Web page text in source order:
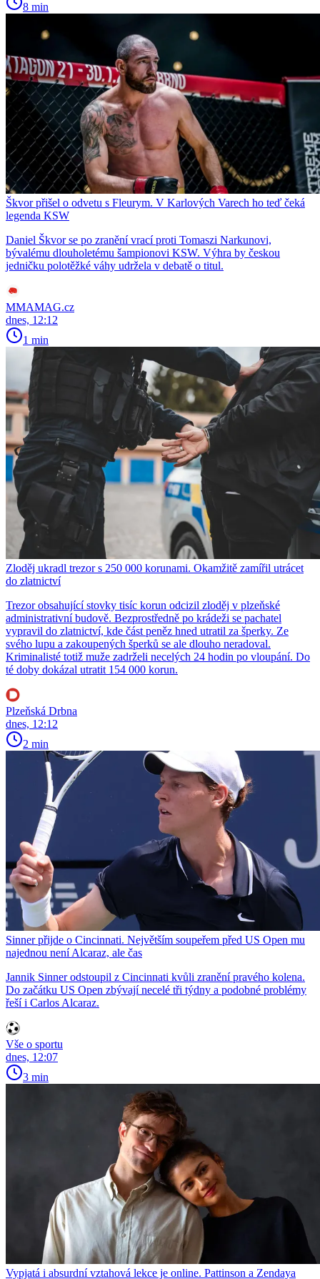
8 min
Škvor přišel o odvetu s Fleurym. V Karlových Varech ho teď čeká
legenda KSW
Daniel Škvor se po zranění vrací proti Tomaszi Narkunovi,
bývalému dlouholetému šampionovi KSW. Výhra by českou
jedničku polotěžké váhy udržela v debatě o titul.
MMAMAG.cz
dnes, 12:12
1 min
Zloděj ukradl trezor s 250 000 korunami. Okamžitě zamířil utrácet
do zlatnictví
Trezor obsahující stovky tisíc korun odcizil zloděj v plzeňské
administrativní budově. Bezprostředně po krádeži se pachatel
vypravil do zlatnictví, kde část peněz hned utratil za šperky. Ze
svého lupu a zakoupených šperků se ale dlouho neradoval.
Kriminalisté totiž muže zadrželi necelých 24 hodin po vloupání. Do
té doby dokázal utratit 154 000 korun.
Plzeňská Drbna
dnes, 12:12
2 min
Sinner přijde o Cincinnati. Největším soupeřem před US Open mu
najednou není Alcaraz, ale čas
Jannik Sinner odstoupil z Cincinnati kvůli zranění pravého kolena.
Do začátku US Open zbývají necelé tři týdny a podobné problémy
řeší i Carlos Alcaraz.
Vše o sportu
dnes, 12:07
3 min
Vypjatá i absurdní vztahová lekce je online. Pattinson a Zendaya